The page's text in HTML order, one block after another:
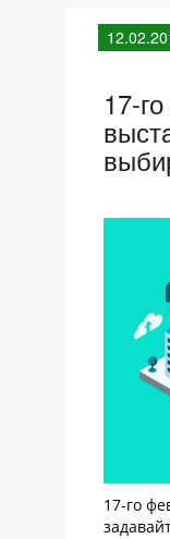
17-
17-го